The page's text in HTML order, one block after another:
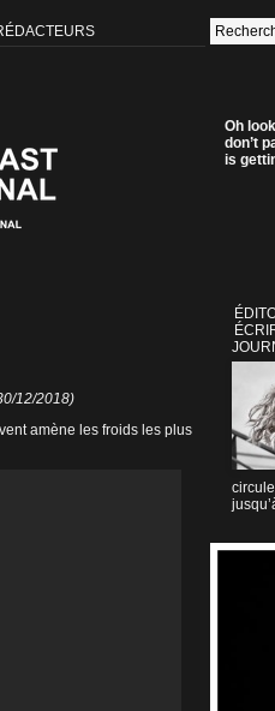
Oh
don’t
is
12/2018)
amène les froids les plus